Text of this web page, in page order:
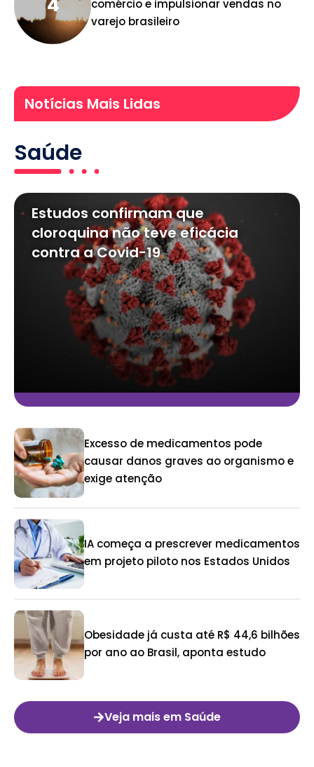
comércio e impulsionar vendas no
varejo brasileiro
Notícias Mais Lidas
Saúde
Estudos confirmam que
cloroquina não teve eficácia
contra a Covid-19
Excesso de medicamentos pode
causar danos graves ao organismo e
exige atenção
IA começa a prescrever medicamentos
em projeto piloto nos Estados Unidos
Obesidade já custa até R$ 44,6 bilhões
por ano ao Brasil, aponta estudo
Veja mais em Saúde